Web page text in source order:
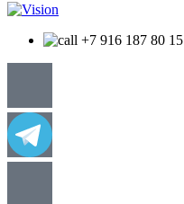
+7 916 187 80 15